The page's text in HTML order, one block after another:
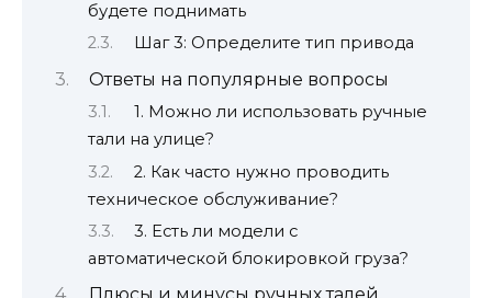
будете поднимать
Шаг 3: Определите тип привода
Ответы на популярные вопросы
1. Можно ли использовать ручные
тали на улице?
2. Как часто нужно проводить
техническое обслуживание?
3. Есть ли модели с
автоматической блокировкой груза?